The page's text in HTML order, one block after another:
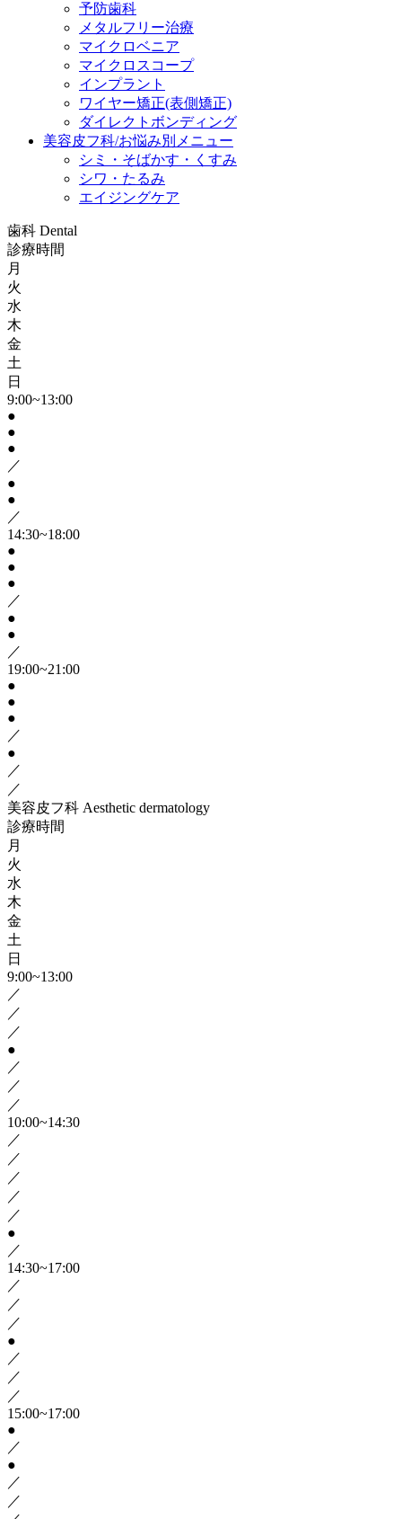
予防歯科
メタルフリー治療
マイクロベニア
マイクロスコープ
インプラント
ワイヤー矯正(表側矯正)
ダイレクトボンディング
美容皮フ科/お悩み別メニュー
シミ・そばかす・くすみ
シワ・たるみ
エイジングケア
歯科 Dental
診療時間
月
火
水
木
金
土
日
9:00~13:00
●
●
●
／
●
●
／
14:30~18:00
●
●
●
／
●
●
／
19:00~21:00
●
●
●
／
●
／
／
美容皮フ科 Aesthetic dermatology
診療時間
月
火
水
木
金
土
日
9:00~13:00
／
／
／
●
／
／
／
10:00~14:30
／
／
／
／
／
●
／
14:30~17:00
／
／
／
●
／
／
／
15:00~17:00
●
／
●
／
／